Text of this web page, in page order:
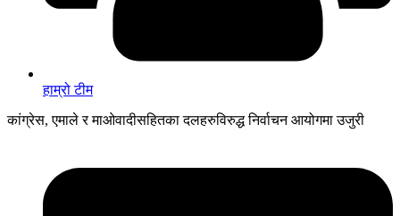
हाम्रो टीम
कांग्रेस, एमाले र मा‍‍‌ओवादीसहितका दलहरुविरुद्ध निर्वाचन आयोगमा उजुरी